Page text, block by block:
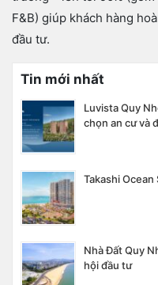
F&B) giúp khách hàng
đầu tư.
Tin mới nhất
Luvista Quy
chọn an cư và
Takashi Ocean
Nhà Đất Quy
hội đầu tư